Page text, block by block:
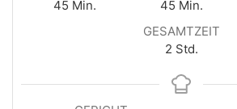
45 Min.
45 Min.
GESAMTZEIT
2 Std.